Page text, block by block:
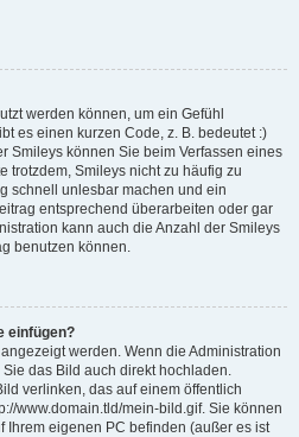
werden können, um ein Gefühl
es einen kurzen Code, z. B. bedeutet :)
Smileys können Sie beim Verfassen eines
trotzdem, Smileys nicht zu häufig zu
schnell unlesbar machen und ein
entsprechend überarbeiten oder gar
kann auch die Anzahl der Smileys
benutzen können.
einfügen?
werden. Wenn die Administration
das Bild auch direkt hochladen.
verlinken, das auf einem öffentlich
www.domain.tld/mein-bild.gif. Sie können
Ihrem eigenen PC befinden (außer es ist